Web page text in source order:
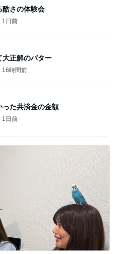
酷さの体験会
1日前
大正解のバター
16時間前
った共済金の金額
1日前